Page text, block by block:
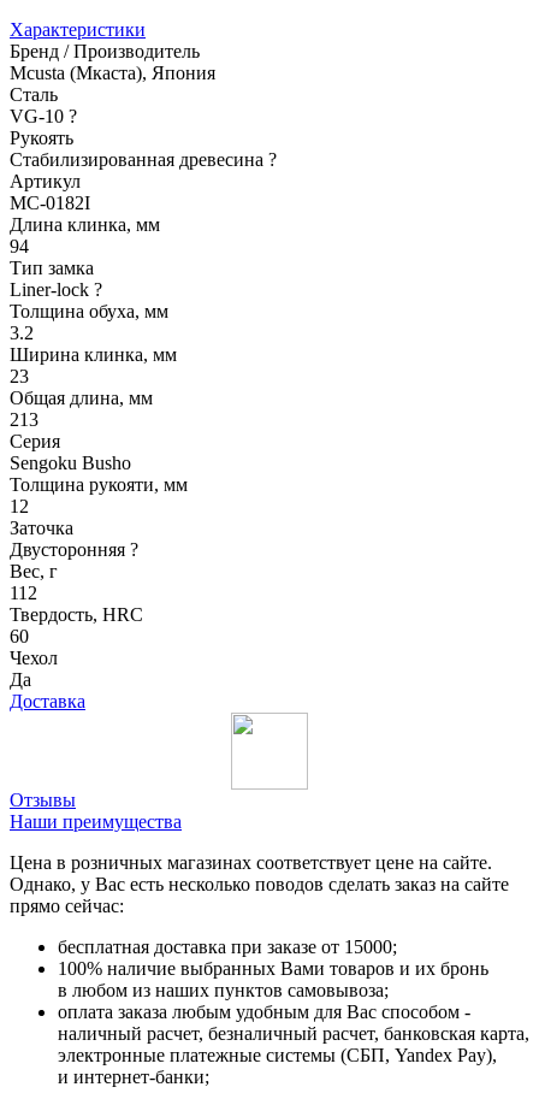
Характеристики
Бренд / Производитель
Mcusta (Мкаста), Япония
Сталь
VG-10 ?
Рукоять
Стабилизированная древесина ?
Артикул
MC-0182I
Длина клинка, мм
94
Тип замка
Liner-lock ?
Толщина обуха, мм
3.2
Ширина клинка, мм
23
Общая длина, мм
213
Серия
Sengoku Busho
Толщина рукояти, мм
12
Заточка
Двусторонняя ?
Вес, г
112
Твердость, HRC
60
Чехол
Да
Доставка
Отзывы
Наши преимущества
Цена в розничных магазинах соответствует цене на сайте.
Однако, у Вас есть несколько поводов сделать заказ на сайте
прямо сейчас:
бесплатная доставка при заказе от 15000;
100% наличие выбранных Вами товаров и их бронь
в любом из наших пунктов самовывоза;
оплата заказа любым удобным для Вас способом -
наличный расчет, безналичный расчет, банковская карта,
электронные платежные системы (СБП, Yandex Pay),
и интернет-банки;